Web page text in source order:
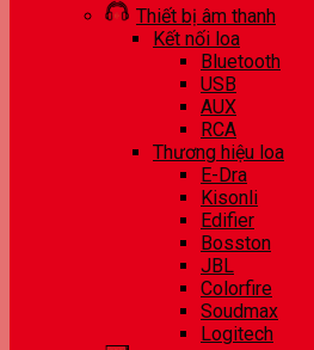
Thiết bị âm thanh
Kết nối loa
Bluetooth
USB
AUX
RCA
Thương hiệu loa
E-Dra
Kisonli
Edifier
Bosston
JBL
Colorfire
Soudmax
Logitech